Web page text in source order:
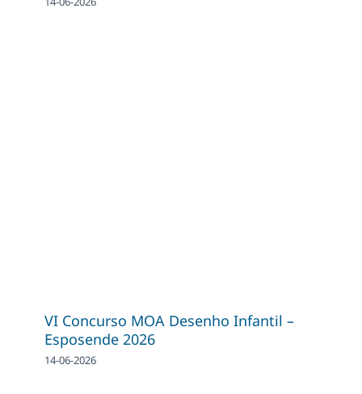
VI Concurso MOA Desenho Infantil –
Esposende 2026
14-06-2026